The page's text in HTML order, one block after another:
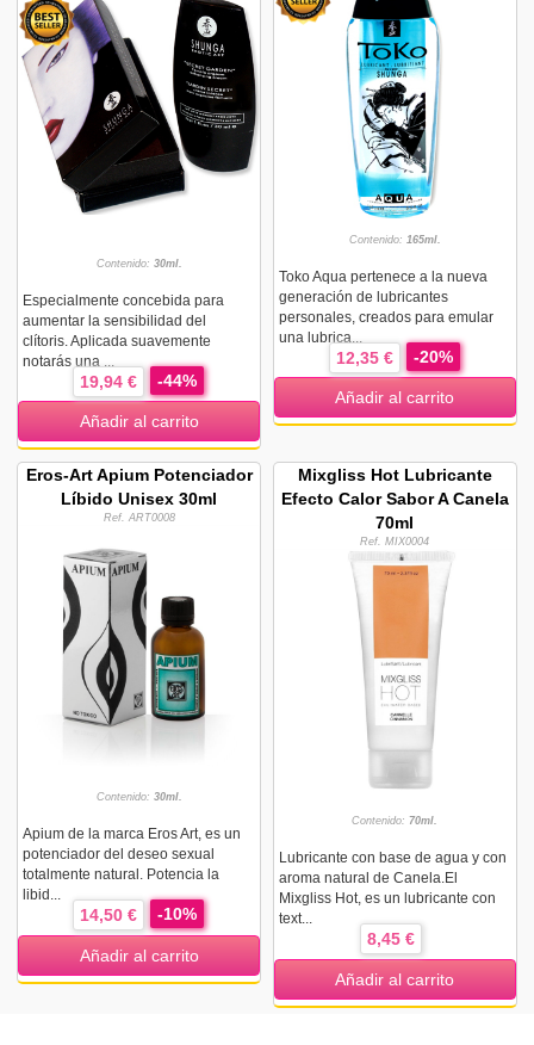
Contenido: 30ml.
Especialmente concebida para
aumentar la sensibilidad del
clítoris. Aplicada suavemente
notarás una ...
19,94 € -44%
Añadir al carrito
Contenido: 165ml.
Toko Aqua pertenece a la nueva
generación de lubricantes
personales, creados para emular
una lubrica...
12,35 € -20%
Añadir al carrito
Eros-Art Apium Potenciador
Líbido Unisex 30ml
Ref. ART0008
Contenido: 30ml.
Apium de la marca Eros Art, es un
potenciador del deseo sexual
totalmente natural. Potencia la
libid...
14,50 € -10%
Añadir al carrito
Mixgliss Hot Lubricante
Efecto Calor Sabor A Canela
70ml
Ref. MIX0004
Contenido:70ml.
Lubricante con base de agua y con
aroma natural de Canela.El
Mixgliss Hot, es un lubricante con
text...
8,45 €
Añadir al carrito